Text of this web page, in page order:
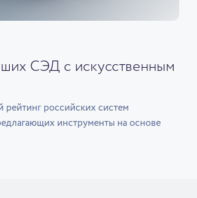
СЭД с искусственным
рейтинг российских систем
инструменты на основе